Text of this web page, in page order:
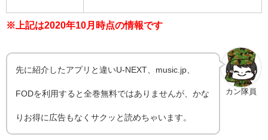
※上記は2020年10月時点の情報です
カン隊員
先に紹介したアプリと違いU-NEXT、music.jp、
FODを利用すると全巻無料ではありませんが、かな
りお得に広告もなくサクッと読めちゃいます。